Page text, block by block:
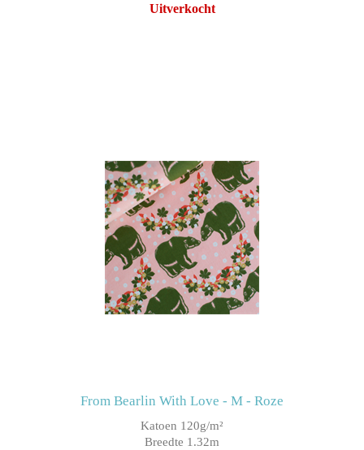
Uitverkocht
From Bearlin With Love - M - Roze
Katoen 120g/m²
Breedte 1.32m